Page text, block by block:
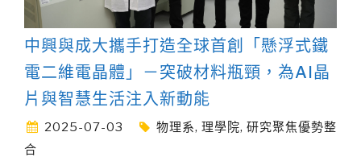
中興與成大攜手打造全球首創「懸浮式鐵
電二維電晶體」－突破材料瓶頸，為AI晶
片與智慧生活注入新動能
2025-07-03 物理系, 理學院, 研究聚焦優勢整
合